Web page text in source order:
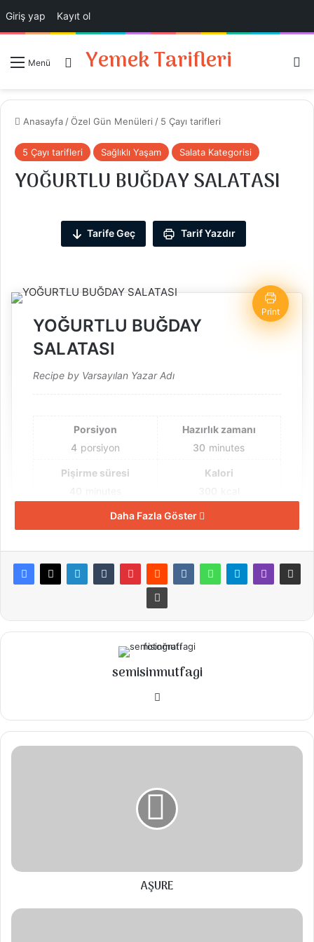
Giriş yap Kayıt ol
Menü Giriş Yap
Yemek Tarifleri
Anasayfa /Özel Gün Menüleri / 5 Çayı tarifleri
5 Çayı tarifleri Sağlıklı Yaşam Salata Kategorisi
YOĞURTLU BUĞDAY SALATASI
Tarife Geç Tarif Yazdır
Print
YOĞURTLU BUĞDAY
SALATASI
Recipe by Varsayılan Yazar Adı
Porsiyon
4 porsiyon
Hazırlık zamanı
30 minutes
Pişirme süresi
Kalori
Toplam zaman
hour10 minutes
✅ 3 adet közlenmiş kırmızı biber ( ben 1 adet
közlenmemiş kırmızı biber kullandım)
✅ 6-8 adet kornişon turşu
✅ 1 küçük kase konserve Mısır
Daha Fazla Göster
semisinmutfagi
AŞURE
AŞURE
PATATESLİ